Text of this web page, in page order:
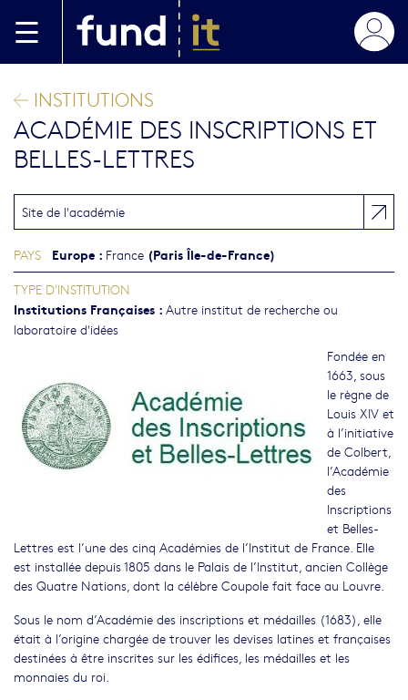
INSTITUTIONS
ACADÉMIE DES INSCRIPTIONS ET
BELLES-LETTRES
Fondée en
1663, sous
le règne de
Louis XIV et
à l’initiative
de Colbert,
l’Académie
des
Inscriptions
et Belles-
Lettres est l’une des cinq Académies de l’Institut de France. Elle
est installée depuis 1805 dans le Palais de l’Institut, ancien Collège
des Quatre Nations, dont la célèbre Coupole fait face au Louvre.
Sous le nom d’Académie des inscriptions et médailles (1683), elle
était à l’origine chargée de trouver les devises latines et françaises
destinées à être inscrites sur les édifices, les médailles et les
monnaies du roi.
Site de l'académie
PAYS Europe : France (Paris Île-de-France)
TYPE D'INSTITUTION
Institutions Françaises : Autre institut de recherche ou
laboratoire d'idées